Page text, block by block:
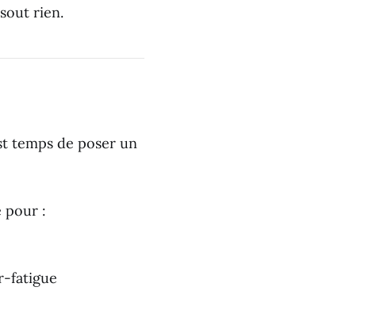
rien.
temps de poser un
pour :
fatigue